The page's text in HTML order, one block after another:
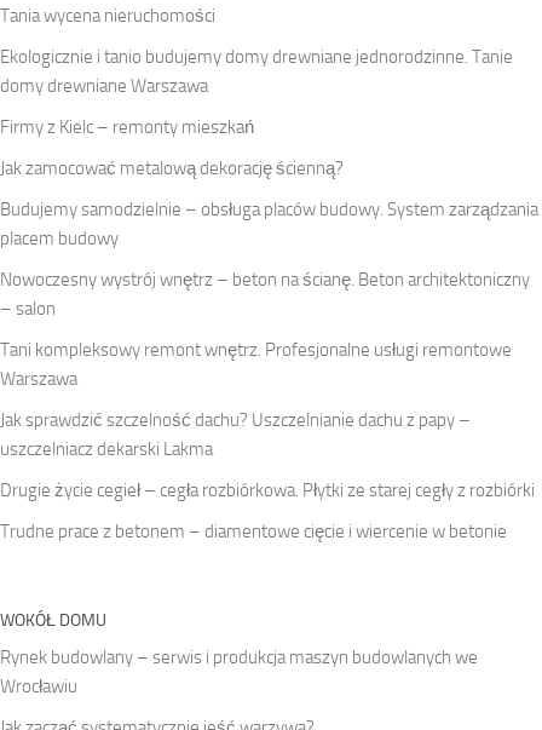
Tania wycena nieruchomości
Ekologicznie i tanio budujemy domy drewniane jednorodzinne. Tanie
domy drewniane Warszawa
Firmy z Kielc – remonty mieszkań
Jak zamocować metalową dekorację ścienną?
Budujemy samodzielnie – obsługa placów budowy. System zarządzania
placem budowy
Nowoczesny wystrój wnętrz – beton na ścianę. Beton architektoniczny
– salon
Tani kompleksowy remont wnętrz. Profesjonalne usługi remontowe
Warszawa
Jak sprawdzić szczelność dachu? Uszczelnianie dachu z papy –
uszczelniacz dekarski Lakma
Drugie życie cegieł – cegła rozbiórkowa. Płytki ze starej cegły z rozbiórki
Trudne prace z betonem – diamentowe cięcie i wiercenie w betonie
WOKÓŁ DOMU
Rynek budowlany – serwis i produkcja maszyn budowlanych we
Wrocławiu